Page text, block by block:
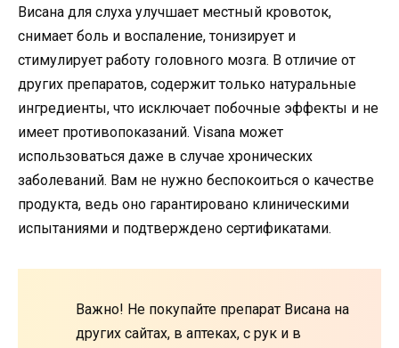
Висана для слуха улучшает местный кровоток,
снимает боль и воспаление, тонизирует и
стимулирует работу головного мозга. В отличие от
других препаратов, содержит только натуральные
ингредиенты, что исключает побочные эффекты и не
имеет противопоказаний. Visana может
использоваться даже в случае хронических
заболеваний. Вам не нужно беспокоиться о качестве
продукта, ведь оно гарантировано клиническими
испытаниями и подтверждено сертификатами.
Важно! Не покупайте препарат Висана на
других сайтах, в аптеках, с рук и в